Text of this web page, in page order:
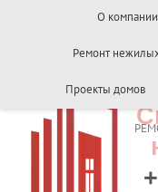
О компании
Ремонт
Проекты домов